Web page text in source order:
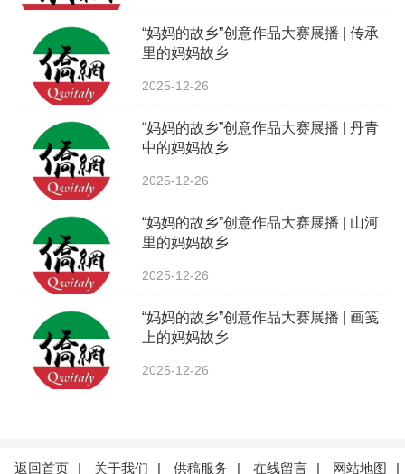
“妈妈的故乡”创意作品大赛展播 | 传承
里的妈妈故乡
2025-12-26
“妈妈的故乡”创意作品大赛展播 | 丹青
中的妈妈故乡
2025-12-26
“妈妈的故乡”创意作品大赛展播 | 山河
里的妈妈故乡
2025-12-26
“妈妈的故乡”创意作品大赛展播 | 画笺
上的妈妈故乡
2025-12-26
返回首页 | 关于我们 | 供稿服务 | 在线留言 | 网站地图 |